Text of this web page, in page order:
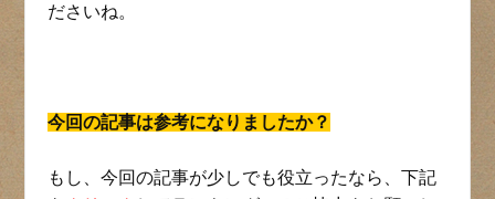
ださいね。
今回の記事は参考になりましたか？
もし、今回の記事が少しでも役立ったなら、下記